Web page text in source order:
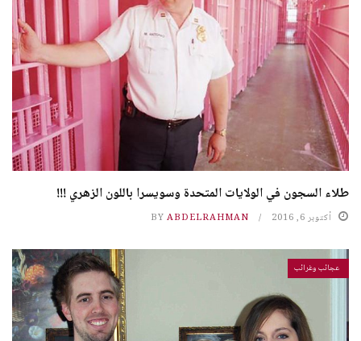
طلاء السجون في الولايات المتحدة وسويسرا باللون الزهري !!!
أكتوبر 6, 2016 BY ABDELRAHMAN
عجائب وغرائب